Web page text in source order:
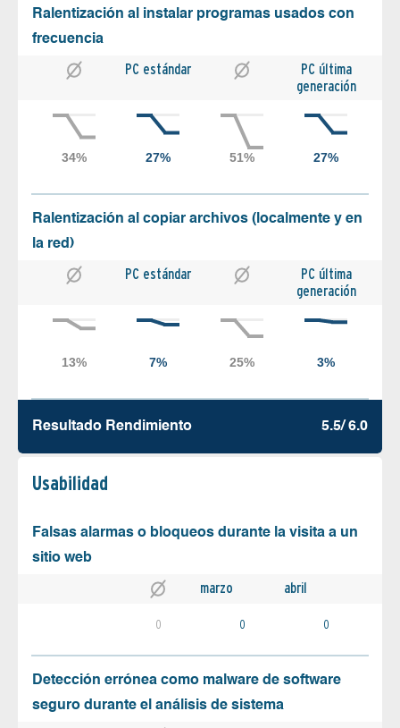
Ralentización al instalar programas usados con
frecuencia
PC estándar
PC última
generación
Ralentización al copiar archivos (localmente y en
la red)
PC estándar
PC última
generación
Resultado Rendimiento 5.5/ 6.0
Usabilidad
Falsas alarmas o bloqueos durante la visita a un
sitio web
marzo abril
0 0 0
Detección errónea como malware de software
seguro durante el análisis de sistema